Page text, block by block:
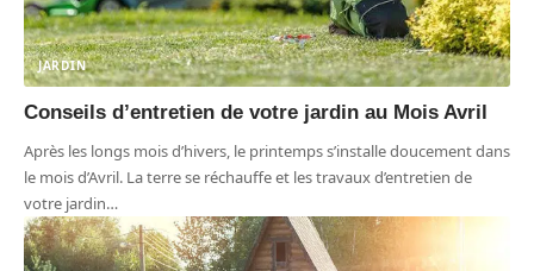
JARDIN
Conseils d’entretien de votre jardin au Mois Avril
Après les longs mois d’hivers, le printemps s’installe doucement dans
le mois d’Avril. La terre se réchauffe et les travaux d’entretien de
votre jardin…